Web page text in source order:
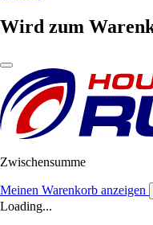
Wird zum
Zwischensumme
Meinen Warenkorb anzeigen
Loading...